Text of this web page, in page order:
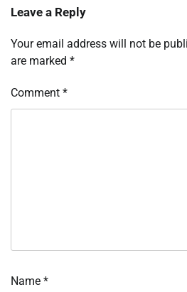
Leave a Reply
Your email address will not be
are marked *
Comment *
Name *